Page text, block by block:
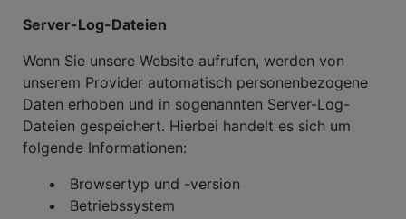
Server-Log-Dateien
Wenn Sie unsere Website aufrufen, werden von
unserem Provider automatisch personenbezogene
Daten erhoben und in sogenannten Server-Log-
Dateien gespeichert. Hierbei handelt es sich um
folgende Informationen:
Browsertyp und -version
Betriebssystem